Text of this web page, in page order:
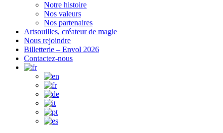
Notre histoire
Nos valeurs
Nos partenaires
Artsouilles, créateur de magie
Nous rejoindre
Billetterie – Envol 2026
Contactez-nous